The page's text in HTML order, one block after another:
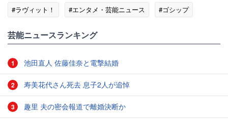
#ラヴィット！
#エンタメ・芸能ニュース #ゴシップ
芸能ニュースランキング
1 池田直人 佐藤佳奈と電撃結婚
2 寿美花代さん死去 息子2人が追悼
3 趣里 夫の密会報道で離婚決断か